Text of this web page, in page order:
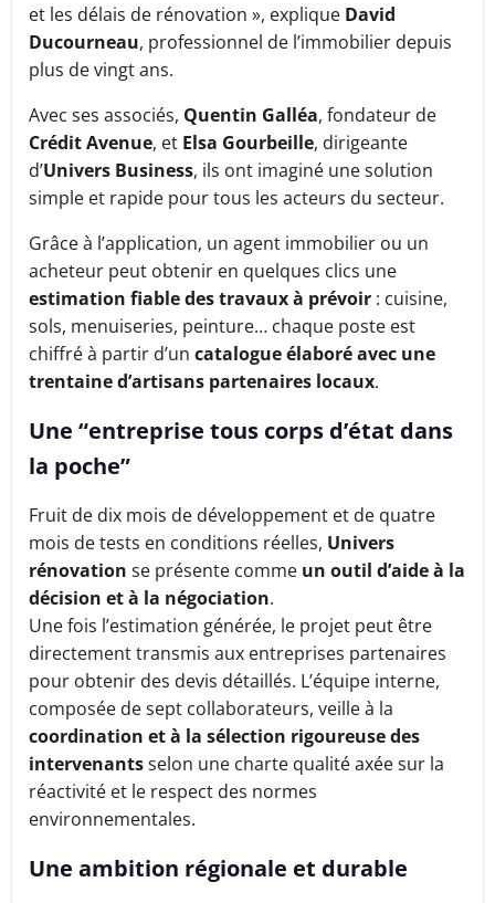
et les délais de rénovation », explique David
Ducourneau, professionnel de l’immobilier depuis
plus de vingt ans.
Avec ses associés, Quentin Galléa, fondateur de
Crédit Avenue, et Elsa Gourbeille, dirigeante
d’Univers Business, ils ont imaginé une solution
simple et rapide pour tous les acteurs du secteur.
Grâce à l’application, un agent immobilier ou un
acheteur peut obtenir en quelques clics une
estimation fiable des travaux à prévoir : cuisine,
sols, menuiseries, peinture… chaque poste est
chiffré à partir d’un catalogue élaboré avec une
trentaine d’artisans partenaires locaux.
Une “entreprise tous corps d’état dans
la poche”
Fruit de dix mois de développement et de quatre
mois de tests en conditions réelles, Univers
rénovation se présente comme un outil d’aide à la
décision et à la négociation.
Une fois l’estimation générée, le projet peut être
directement transmis aux entreprises partenaires
pour obtenir des devis détaillés. L’équipe interne,
composée de sept collaborateurs, veille à la
coordination et à la sélection rigoureuse des
intervenantsselon une charte qualité axée sur la
réactivité et le respect des normes
environnementales.
Une ambition régionale et durable